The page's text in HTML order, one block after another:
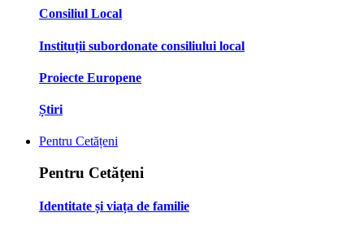
Consiliul Local
Instituții subordonate consiliului local
Proiecte Europene
Știri
Pentru Cetățeni
Pentru Cetățeni
Identitate și viața de familie